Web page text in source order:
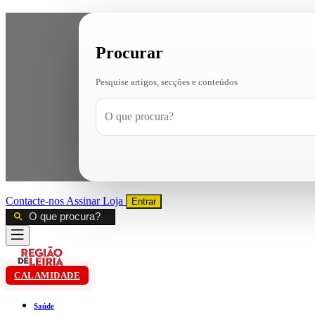
Procurar
Pesquise artigos, secções e conteúdos
Contacte-nos AssinarLoja Entrar
CALAMIDADE
Saúde